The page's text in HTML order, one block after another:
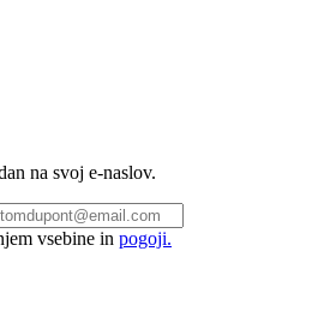
na svoj e-naslov.
vsebine in pogoji.